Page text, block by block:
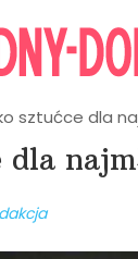
sztućce dla
dla